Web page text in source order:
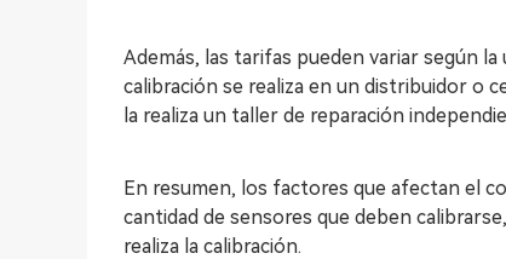
Además, las tarifas pueden variar según
calibración se realiza en un distribuidor o
la realiza un taller de reparación
En resumen, los factores que afectan el
cantidad de sensores que deben
realiza la calibración.